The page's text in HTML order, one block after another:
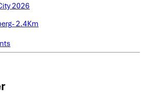
2026
-2.4Km